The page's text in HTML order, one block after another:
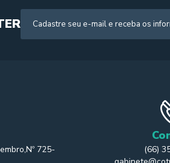
725-
(66)